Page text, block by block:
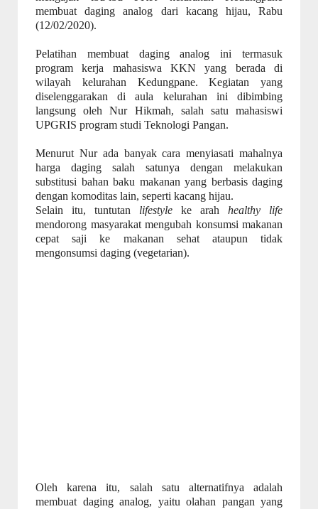
membuat daging analog dari kacang hijau, Rabu
(12/02/2020).
Pelatihan membuat daging analog ini termasuk
program kerja mahasiswa KKN yang berada di
wilayah kelurahan Kedungpane. Kegiatan yang
diselenggarakan di aula kelurahan ini dibimbing
langsung oleh Nur Hikmah, salah satu mahasiswi
UPGRIS program studi Teknologi Pangan.
Menurut Nur ada banyak cara menyiasati mahalnya
harga daging salah satunya dengan melakukan
substitusi bahan baku makanan yang berbasis daging
dengan komoditas lain, seperti kacang hijau.
Selain itu, tuntutan lifestyle ke arah healthy life
mendorong masyarakat mengubah konsumsi makanan
cepat saji ke makanan sehat ataupun tidak
mengonsumsi daging (vegetarian).
Oleh karena itu, salah satu alternatifnya adalah
membuat daging analog, yaitu olahan pangan yang